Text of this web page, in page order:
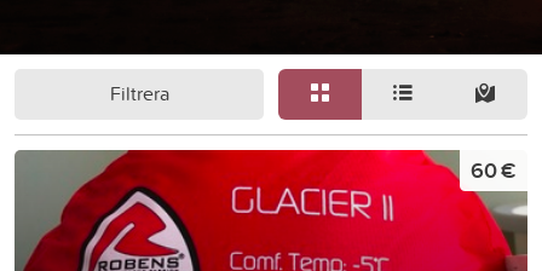
Filtrera
60 €